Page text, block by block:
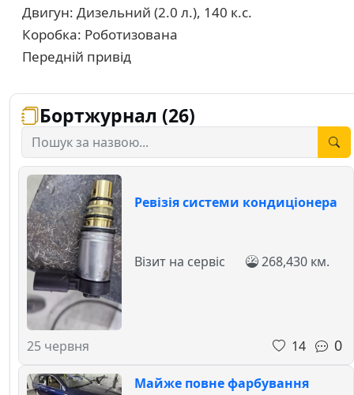
Двигун: Дизельний (2.0 л.), 140 к.с.
Коробка: Роботизована
Передній привід
Бортжурнал (26)
Ревізія системи кондиціонера
25 червня
Візит на сервіс 268,430 км.
14 0
Майже повне фарбування